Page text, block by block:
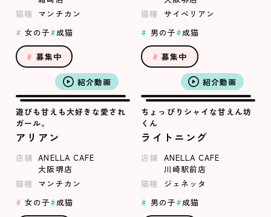
猫種
マンチカン
女の子
成猫
募集中
猫種
サイベリアン
男の子
成猫
募集中
紹介動画
遊びも甘えも大好きな愛され
ガール。
アリアン
店舗 ANELLA CAFE
大阪堺店
猫種
マンチカン
女の子
成猫
紹介動画
ちょっぴりシャイな甘えん坊
くん
ライトニング
店舗 ANELLA CAFE
川崎駅前店
猫種
ジェネッタ
男の子
成猫